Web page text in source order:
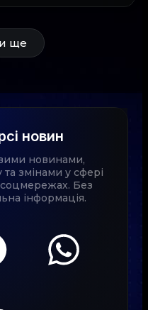
ще
новин
новинами,
змінами у сфері
Без
інформація.